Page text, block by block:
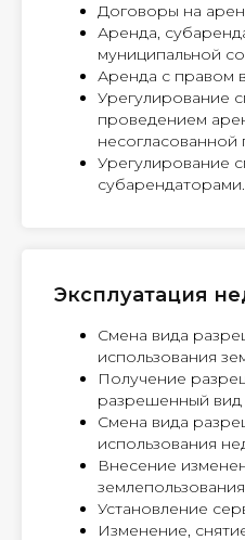
Договоры на
Аренда,
муниципальной
Аренда с правом
Урегулирование
проведением
Урегулирование
субарендаторами.
Эксплуатация
Смена вида
использования
Получение
разрешенный вид
Смена вида
использования
Внесение
Установление
Изменение,